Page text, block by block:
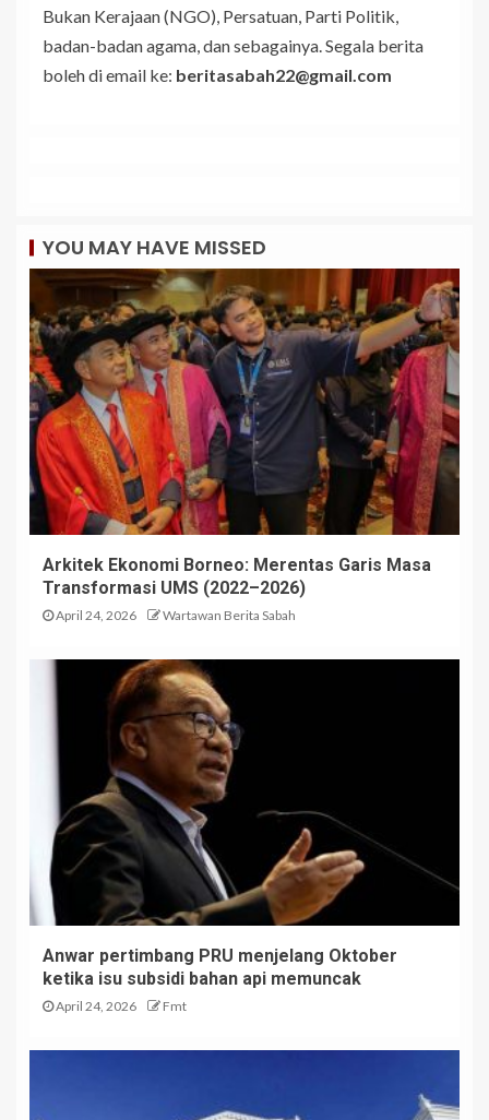
Bukan Kerajaan (NGO), Persatuan, Parti Politik,
badan-badan agama, dan sebagainya. Segala berita
boleh di email ke: beritasabah22@gmail.com
YOU MAY HAVE MISSED
Arkitek Ekonomi Borneo: Merentas Garis Masa
Transformasi UMS (2022–2026)
April 24, 2026 Wartawan Berita Sabah
Anwar pertimbang PRU menjelang Oktober
ketika isu subsidi bahan api memuncak
April 24, 2026 Fmt